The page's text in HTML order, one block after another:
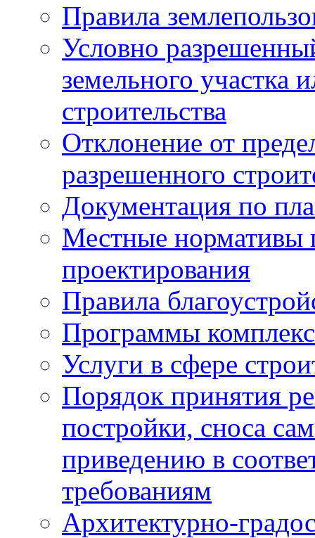
Правила
Условно
земельного участка
строительства
Отклонение от
разрешенного
Документация по
Местные нормативы
проектирования
Правила
Программы
Услуги в сфере
Порядок принятия
постройки, сноса
приведению в
требованиям
Архитектурно-